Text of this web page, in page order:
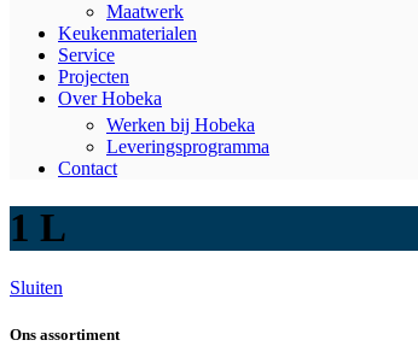
Maatwerk
Keukenmaterialen
Service
Projecten
Over Hobeka
Werken bij Hobeka
Leveringsprogramma
Contact
1 L
Sluiten
Ons assortiment